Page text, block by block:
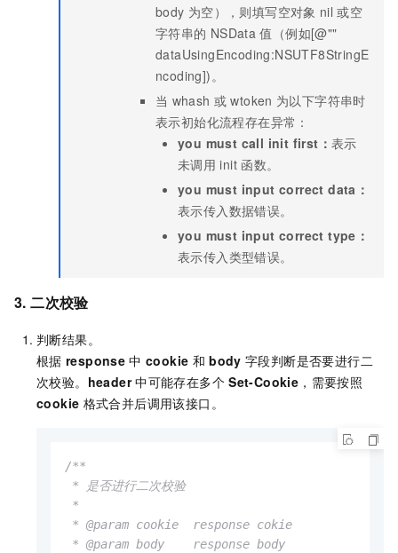
body 为空），则填写空对象 nil 或空
字符串的 NSData 值（例如[@""
dataUsingEncoding:NSUTF8StringE
ncoding])。
当 whash 或 wtoken 为以下字符串时
表示初始化流程存在异常：
you must call init first： 表示
未调用 init 函数。
you must input correct data：
表示传入数据错误。
you must input correct type：
表示传入类型错误。
3. 二次校验
判断结果。
根据 response 中 cookie 和 body 字段判断是否要进行二
次校验。 header 中可能存在多个 Set-Cookie ，需要按照
cookie 格式合并后调用该接口。
/**
* 是否进行二次校验
*
* @param cookie  response cokie
* @param body    response body